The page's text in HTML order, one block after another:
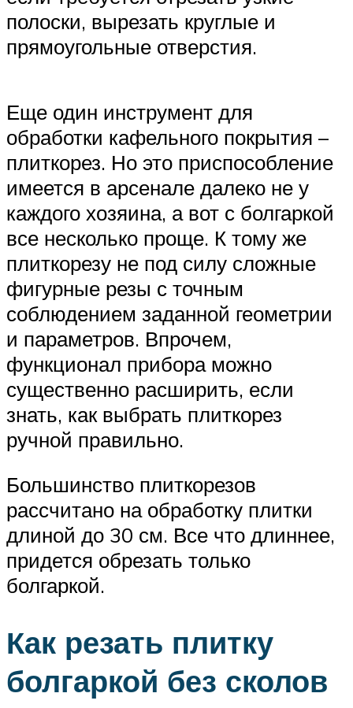
полоски, вырезать круглые и
прямоугольные отверстия.
Еще один инструмент для
обработки кафельного покрытия –
плиткорез. Но это приспособление
имеется в арсенале далеко не у
каждого хозяина, а вот с болгаркой
все несколько проще. К тому же
плиткорезу не под силу сложные
фигурные резы с точным
соблюдением заданной геометрии
и параметров. Впрочем,
функционал прибора можно
существенно расширить, если
знать, как выбрать плиткорез
ручной правильно.
Большинство плиткорезов
рассчитано на обработку плитки
длиной до 30 см. Все что длиннее,
придется обрезать только
болгаркой.
Как резать плитку
болгаркой без сколов